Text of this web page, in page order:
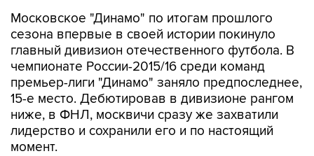
Московское "Динамо" по итогам прошлого
сезона впервые в своей истории покинуло
главный дивизион отечественного футбола. В
чемпионате России-2015/16 среди команд
премьер-лиги "Динамо" заняло предпоследнее,
15-е место. Дебютировав в дивизионе рангом
ниже, в ФНЛ, москвичи сразу же захватили
лидерство и сохранили его и по настоящий
момент.